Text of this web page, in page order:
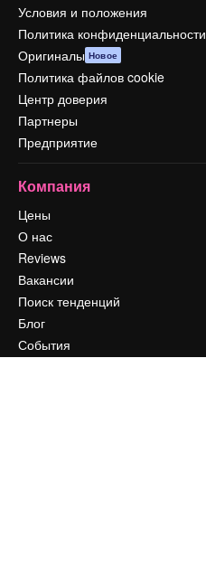
Условия и положения
Политика конфиденциальности
Оригиналы Новое
Политика файлов cookie
Центр доверия
Партнеры
Предприятие
Компания
Цены
О нас
Reviews
Вакансии
Поиск тенденций
Блог
События